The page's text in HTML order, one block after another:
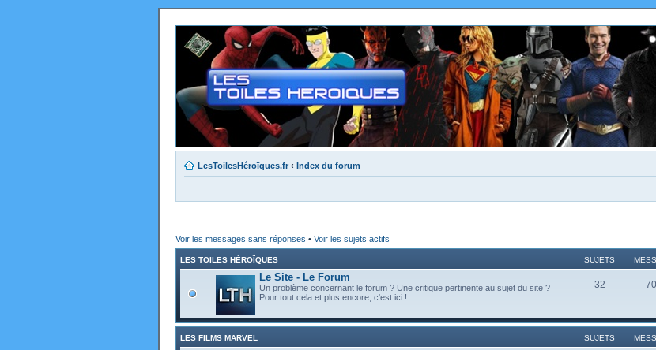
LesToilesHéroïques.fr ‹ Index du forum
Voir les messages sans réponses • Voir les sujets actifs
LES TOILES HÉROÏQUES SUJETS
Le Site - Le Forum
Un problème concernant le forum ? Une critique pertinente au sujet du site ?
Pour tout cela et plus encore, c'est ici !
32
LES FILMS MARVEL SUJETS